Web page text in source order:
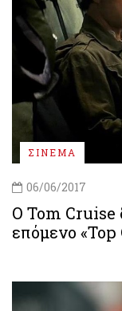
ΣΙΝΕΜΑ
06/06/2017
Ο Tom Cruise
επόμενο «Top